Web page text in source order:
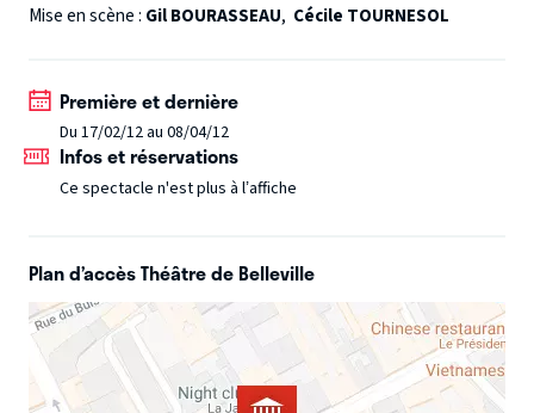
petites cruautés, décalages et démesures, grandes
Mise en scène : Gil BOURASSEAU, Cécile TOURNESOL
Première et dernière
Du 17/02/12 au 08/04/12
Infos et réservations
Ce spectacle n'est plus à l’affiche
Plan d’accès Théâtre de Belleville